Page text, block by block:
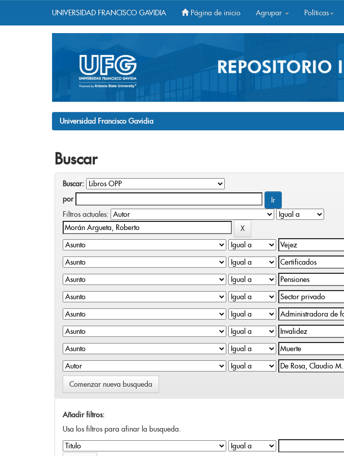
UNIVERSIDAD FRANCISCO GAVIDIA Página de inicio Agrupar Políticas
Universidad Francisco Gavidia
Buscar
Buscar:
por
Filtros actuales:
Comenzar nueva busqueda
Añadir filtros:
Usa los filtros para afinar la busqueda.